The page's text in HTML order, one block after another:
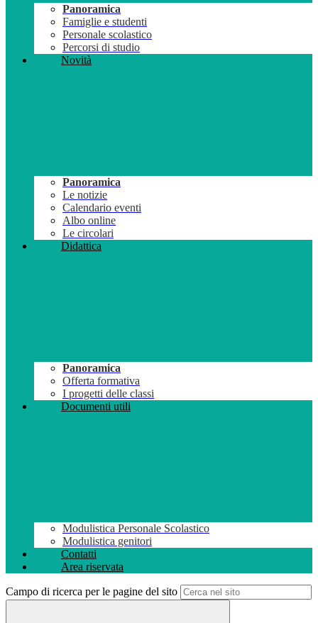
Panoramica
Famiglie e studenti
Personale scolastico
Percorsi di studio
Novità
Panoramica
Le notizie
Calendario eventi
Albo online
Le circolari
Didattica
Panoramica
Offerta formativa
I progetti delle classi
Documenti utili
Modulistica Personale Scolastico
Modulistica genitori
Contatti
Area riservata
Campo di ricerca per le pagine del sito